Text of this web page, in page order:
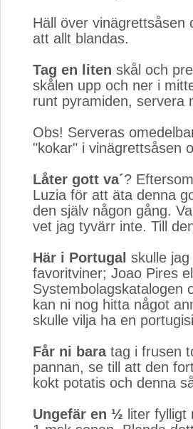
Häll över vinägrettsåsen
att allt blandas.
Tag en liten skål och
skålen upp och ner i
runt pyramiden, servera
Obs! Serveras
"kokar" i vinägrettsåsen
Låter gott va´?
Luzia för att äta denna
den själv någon gång.
vet jag tyvärr inte. Till
Här i Portugal skulle
favoritviner; Joao Pires
Systembolagskatalogen
kan ni nog hitta något
skulle vilja ha en
Får ni baratag i frusen
pannan, se till att den
kokt potatis och denna
Ungefär en ½ liter